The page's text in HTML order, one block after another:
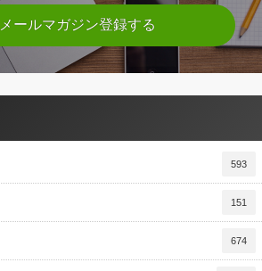
メールマガジン登録する
593
151
674